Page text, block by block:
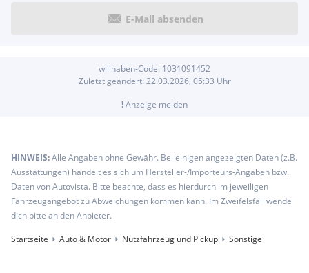
E-Mail absenden
willhaben-Code: 1031091452
Zuletzt geändert: 22.03.2026, 05:33 Uhr
!Anzeige melden
HINWEIS:Alle Angaben ohne Gewähr. Bei einigen angezeigten Daten (z.B.
Ausstattungen) handelt es sich um Hersteller-/Importeurs-Angaben bzw.
Daten von Autovista. Bitte beachte, dass es hierdurch im jeweiligen
Fahrzeugangebot zu Abweichungen kommen kann. Im Zweifelsfall wende
dich bitte an den Anbieter.
Startseite
Auto & Motor Nutzfahrzeug und Pickup Sonstige